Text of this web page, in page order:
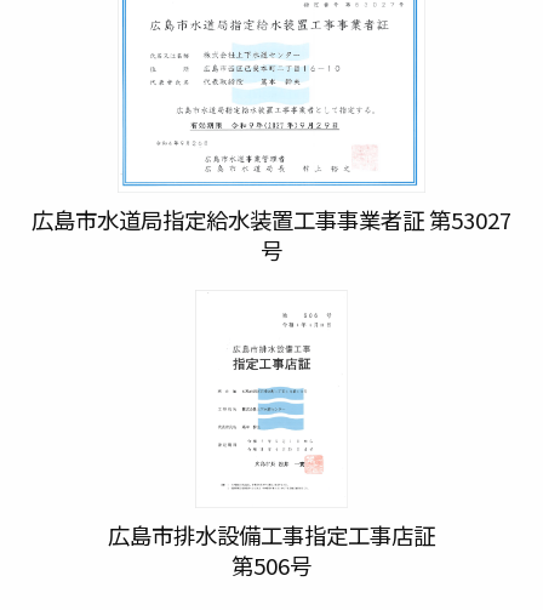
広島市水道局指定給水装置工事事業者証 第53027
号
広島市排水設備工事指定工事店証
第506号